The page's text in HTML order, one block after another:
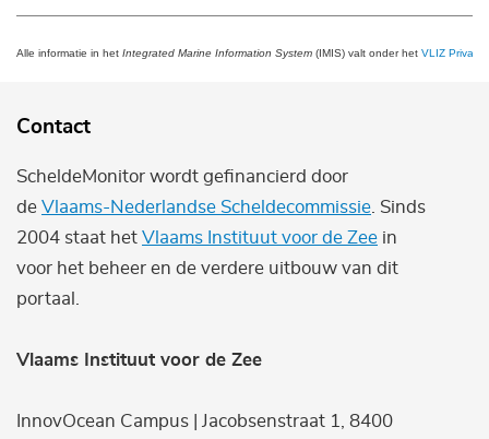
Alle informatie in het Integrated Marine Information System (IMIS) valt onder het VLIZ Privacy
Contact
ScheldeMonitor wordt gefinancierd door
de Vlaams-Nederlandse Scheldecommissie . Sinds
2004 staat het Vlaams Instituut voor de Zee in
voor het beheer en de verdere uitbouw van dit
portaal.
Vlaams Instituut voor de Zee
InnovOcean Campus | Jacobsenstraat 1, 8400